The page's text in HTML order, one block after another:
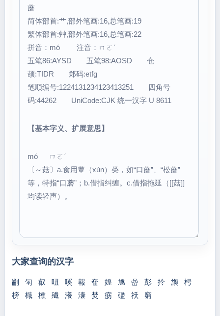
蘑
简体部首:艹,部外笔画:16,总笔画:19
繁体部首:艸,部外笔画:16,总笔画:22
拼音：mó 注音：ㄇㄛˊ
五笔86:AYSD 五笔98:AOSD 仓
颉:TIDR 郑码:etfg
笔顺编号:1224131234123413251 四角号
码:44262 UniCode:CJK 统一汉字 U 8611
【基本字义、扩展意思】
mó ㄇㄛˊ
〔～菇〕a.食用蕈（xùn）类，如“口蘑”、“松蘑”
等，特指“口蘑”；b.借指纠缠。c.借指拖延（[[菇]]
均读轻声）。
大家查询的汉字
剬 匉 叡 吜 嗘 報 奞 媓 尯 嵒 彭 扵 旟
枵
榜
檝 櫄 殱 瀁 灢 焚 疬 礛 祅 窮